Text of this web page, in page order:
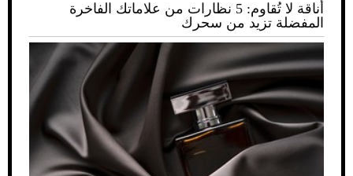
أناقة لا تُقاوم: 5 نظارات من علاماتك الفاخرة
المفضلة تزيد من سحرك